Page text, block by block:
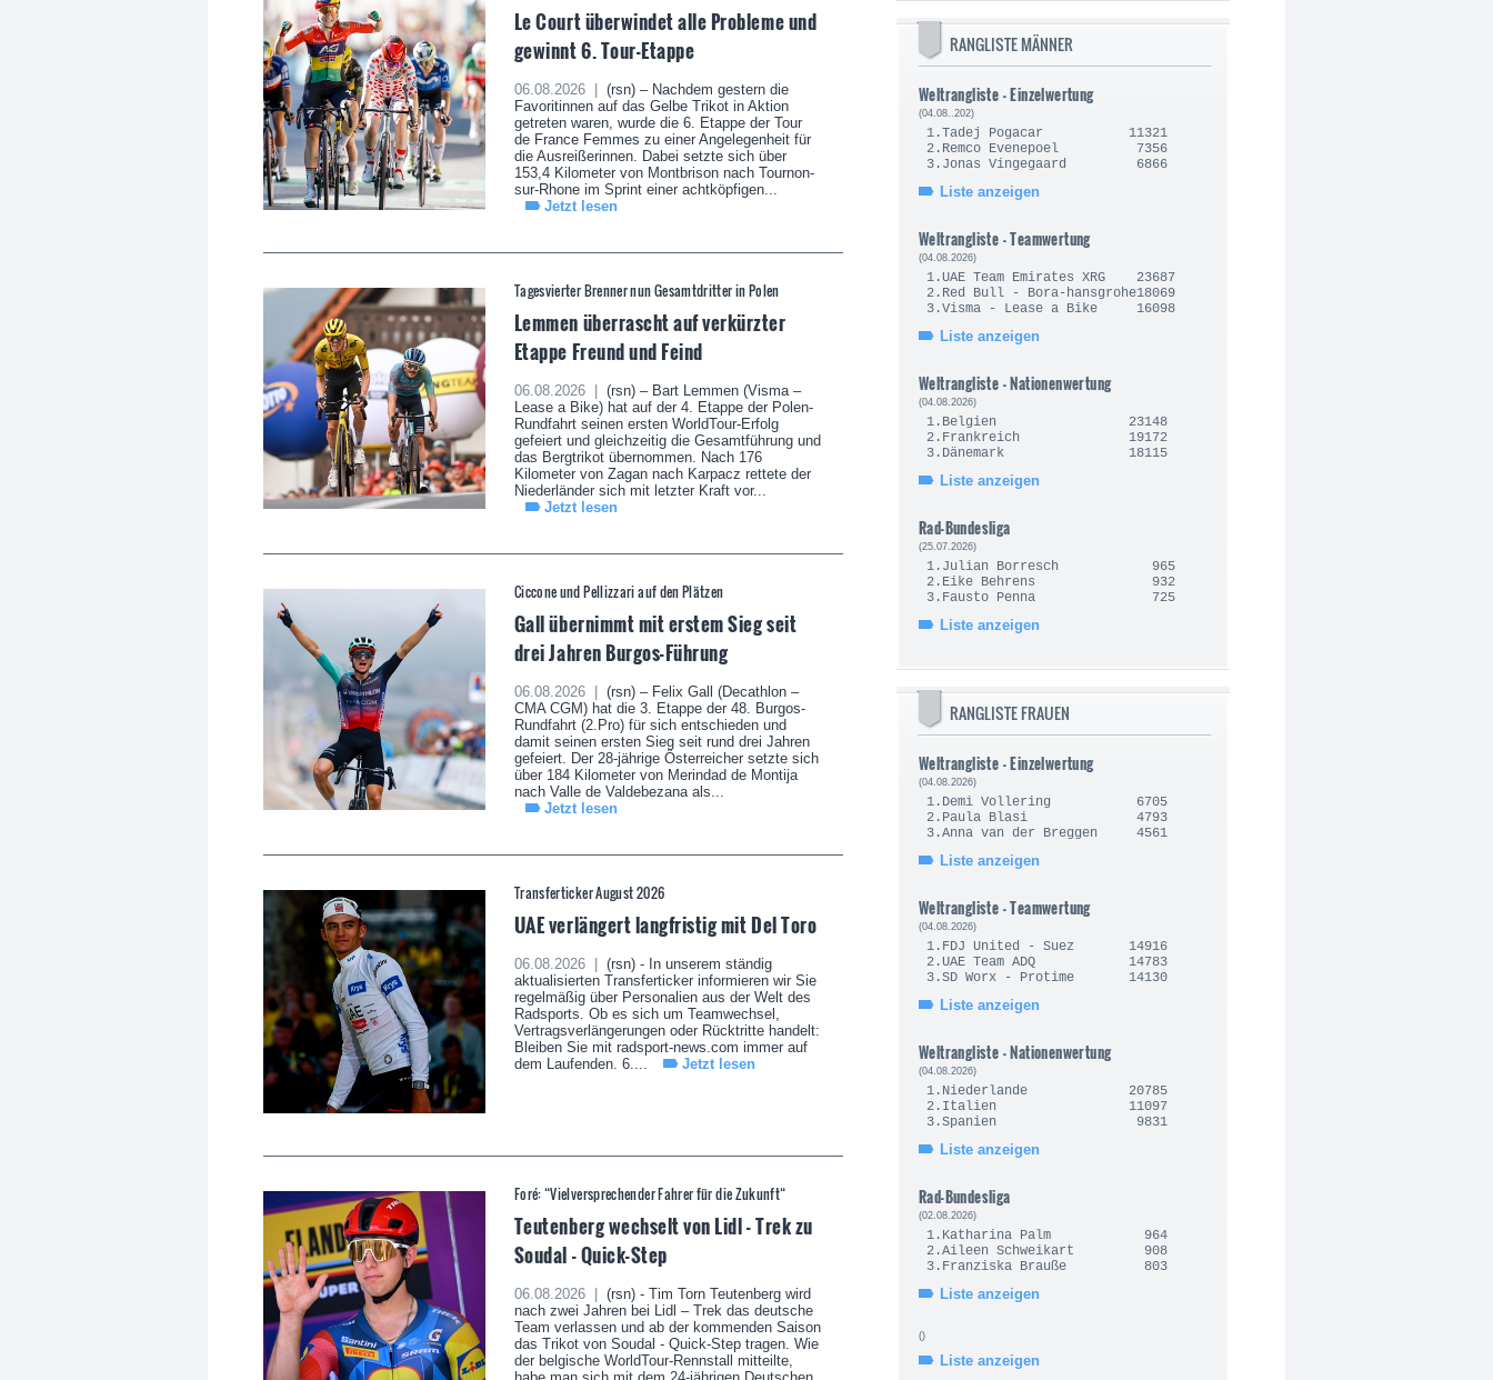
Le Court überwindet alle Probleme und
gewinnt 6. Tour-Etappe
06.08.2026 |
(rsn) – Nachdem gestern die
Favoritinnen auf das Gelbe Trikot in Aktion
getreten waren, wurde die 6. Etappe der Tour
de France Femmes zu einer Angelegenheit für
die Ausreißerinnen. Dabei setzte sich über
153,4 Kilometer von Montbrison nach Tournon-
sur-Rhone im Sprint einer achtköpfigen...
Jetzt lesen
Tagesvierter Brenner nun Gesamtdritter in Polen
Lemmen überrascht auf verkürzter
Etappe Freund und Feind
06.08.2026 |
(rsn) – Bart Lemmen (Visma –
Lease a Bike) hat auf der 4. Etappe der Polen-
Rundfahrt seinen ersten WorldTour-Erfolg
gefeiert und gleichzeitig die Gesamtführung und
das Bergtrikot übernommen. Nach 176
Kilometer von Zagan nach Karpacz rettete der
Niederländer sich mit letzter Kraft vor...
Jetzt lesen
Ciccone und Pellizzari auf den Plätzen
Gall übernimmt mit erstem Sieg seit
drei Jahren Burgos-Führung
06.08.2026 |
(rsn) – Felix Gall (Decathlon –
CMA CGM) hat die 3. Etappe der 48. Burgos-
Rundfahrt (2.Pro) für sich entschieden und
damit seinen ersten Sieg seit rund drei Jahren
gefeiert. Der 28-jährige Österreicher setzte sich
über 184 Kilometer von Merindad de Montija
nach Valle de Valdebezana als...
Jetzt lesen
Transferticker August 2026
UAE verlängert langfristig mit Del Toro
06.08.2026 |
(rsn) - In unserem ständig
aktualisierten Transferticker informieren wir Sie
regelmäßig über Personalien aus der Welt des
Radsports. Ob es sich um Teamwechsel,
Vertragsverlängerungen oder Rücktritte handelt:
Bleiben Sie mit radsport-news.com immer auf
dem Laufenden. 6....
Jetzt lesen
Foré: “Vielversprechender Fahrer für die Zukunft“
Teutenberg wechselt von Lidl - Trek zu
Soudal - Quick-Step
06.08.2026 |
(rsn) - Tim Torn Teutenberg wird
nach zwei Jahren bei Lidl – Trek das deutsche
Team verlassen und ab der kommenden Saison
das Trikot von Soudal - Quick-Step tragen. Wie
der belgische WorldTour-Rennstall mitteilte,
RANGLISTE MÄNNER
Weltrangliste - Einzelwertung
(04.08..202)
1.Tadej Pogacar 11321
2.Remco Evenepoel 7356
3.Jonas Vingegaard 6866
Liste anzeigen
Weltrangliste - Teamwertung
(04.08.2026)
1.UAE Team Emirates XRG 23687
2.Red Bull - Bora-hansgrohe18069
3.Visma - Lease a Bike 16098
Liste anzeigen
Weltrangliste - Nationenwertung
(04.08.2026)
1.Belgien 23148
2.Frankreich 19172
3.Dänemark 18115
Liste anzeigen
Rad-Bundesliga
(25.07.2026)
1.Julian Borresch 965
2.Eike Behrens 932
3.Fausto Penna 725
Liste anzeigen
RANGLISTE FRAUEN
Weltrangliste - Einzelwertung
(04.08.2026)
1.Demi Vollering 6705
2.Paula Blasi 4793
3.Anna van der Breggen 4561
Liste anzeigen
Weltrangliste - Teamwertung
(04.08.2026)
1.FDJ United - Suez 14916
2.UAE Team ADQ 14783
3.SD Worx - Protime 14130
Liste anzeigen
Weltrangliste - Nationenwertung
(04.08.2026)
1.Niederlande 20785
2.Italien 11097
3.Spanien 9831
Liste anzeigen
Rad-Bundesliga
(02.08.2026)
1.Katharina Palm 964
2.Aileen Schweikart 908
3.Franziska Brauße 803
Liste anzeigen
()
Liste anzeigen